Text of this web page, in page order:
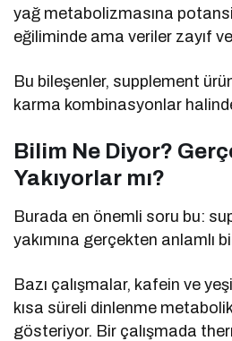
yağ metabolizmasına
eğiliminde ama veriler zayıf
Bu bileşenler, supplement
karma kombinasyonlar
Bilim Ne Diyor?
Yakıyorlar mı?
Burada en önemli soru bu:
yakımına gerçekten anlamlı
Bazı çalışmalar, kafein ve
kısa süreli dinlenme metabolik
gösteriyor. Bir çalışmada